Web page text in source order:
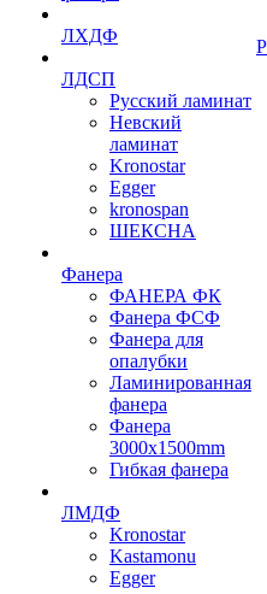
ЛХДФ
ЛДСП
Русский ламинат
Невский
ламинат
Kronostar
Egger
kronospan
ШЕКСНА
Фанера
ФАНЕРА ФК
Фанера ФСФ
Фанера для
опалубки
Ламинированная
фанера
Фанера
3000х1500mm
Гибкая фанера
ЛМДФ
Kronostar
Kastamonu
Egger